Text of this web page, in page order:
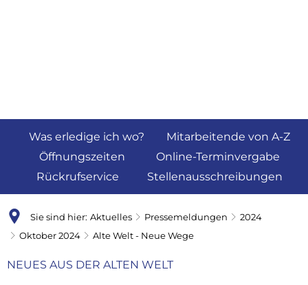
Was erledige ich wo?
Mitarbeitende von A-Z
Öffnungszeiten
Online-Terminvergabe
Rückrufservice
Stellenausschreibungen
Sie sind hier: Aktuelles Pressemeldungen
2024
Oktober 2024
Alte Welt - Neue Wege
NEUES AUS DER ALTEN WELT